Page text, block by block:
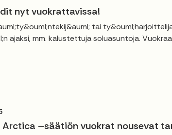
nyt vuokrattavissa!
tai
ajaksi, mm. kalustettuja soluasuntoja.
Arctica –säätiön vuokrat nousevat